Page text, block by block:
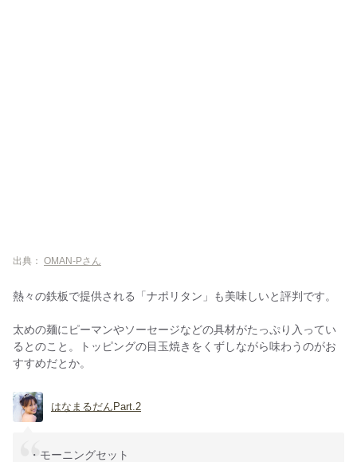
出典： OMAN-Pさん
熱々の鉄板で提供される「ナポリタン」も美味しいと評判です。
太めの麺にピーマンやソーセージなどの具材がたっぷり入ってい
るとのこと。トッピングの目玉焼きをくずしながら味わうのがお
すすめだとか。
はなまるだんPart.2
・モーニングセット